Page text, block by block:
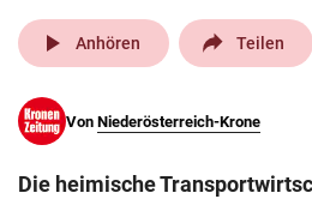
pin_drop
Wien
search
eingeben
play_arrow Anhören Teilen
Von Niederösterreich-Krone
Die heimische